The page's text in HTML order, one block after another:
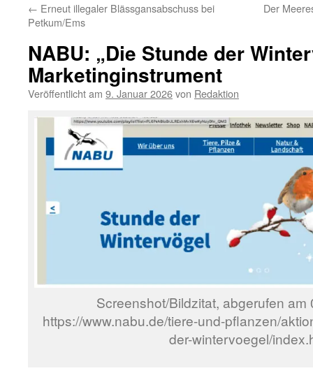
← Erneut illegaler Blässgansabschuss bei
Petkum/Ems
Der
NABU: „Die Stunde der
Marketinginstrument
Veröffentlicht am 9. Januar 2026von Redaktion
Screenshot/Bildzitat, abgerufen
https://www.nabu.de/tiere-und-pflanzen/
der-wintervoegel/